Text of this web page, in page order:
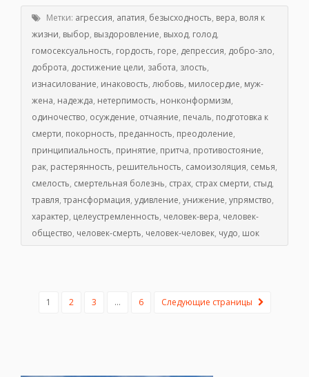
Метки: агрессия, апатия, безысходность, вера, воля к
жизни, выбор, выздоровление, выход, голод,
гомосексуальность, гордость, горе, депрессия, добро-зло,
доброта, достижение цели, забота, злость,
изнасилование, инаковость, любовь, милосердие, муж-
жена, надежда, нетерпимость, нонконформизм,
одиночество, осуждение, отчаяние, печаль, подготовка к
смерти, покорность, преданность, преодоление,
принципиальность, принятие, притча, противостояние,
рак, растерянность, решительность, самоизоляция, семья,
смелость, смертельная болезнь, страх, страх смерти, стыд,
травля,трансформация, удивление, унижение, упрямство,
характер, целеустремленность, человек-вера, человек-
общество, человек-смерть, человек-человек, чудо, шок
1 2 3 … 6 Следующие страницы